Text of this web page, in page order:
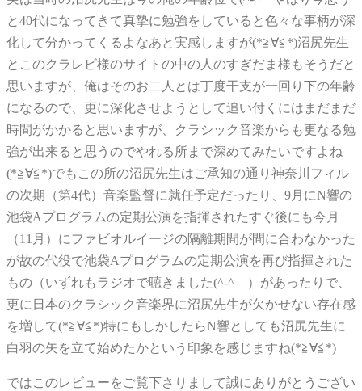
と40代になってきて真摯に勉強をしていると色々な事柄が深
化して分かってくるよなあと実感しますが(*≧∀≦*)沼尻先生
とこのクラレビ様のサイトの中の人のすぎだま様もそうだと
思いますが、俺はそのお二人とは丁度干支が一回り下の年齢
になるので、更に深化させようとして追い付くにはまだまだ
時間がかかると思いますが、クラシック音楽からも更なる勉
強が出来ると思うのでやれる所まで深めてみたいですよね
(*≧∀≦*)でもこの所の沼尻先生はご承知の通り神奈川フィル
の次期（第4代）音楽監督に就任予定だったり、9月にN響の
池袋Aプログラムの定期公演を指揮されたすぐ後にも今月
（11月）にファビオルイージの隔離期間が間に合わなかった
が故の代役で池袋Aプログラムの定期公演を再び指揮された
もの（いずれもラジオで聴きました(^-^ゞ）があったりで、
更に日本のクラシック音楽界に沼尻先生が欠かせない存在感
を増して(*≧∀≦*)特にもしかしたらN響としても沼尻先生に
白羽の矢を立て始めたかという印象を感じますね(*≧∀≦*)
ではこのレビューをご覧下さりまして誠にありがとうござい